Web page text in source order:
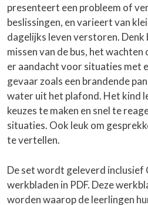
presenteert een probleem of
beslissingen, en varieert van
dagelijks leven verstoren.
missen van de bus, het wachten
er aandacht voor situaties met
gevaar zoals een brandende
water uit het plafond. Het kind
keuzes te maken en snel te
situaties. Ook leuk om
te vertellen.
De set wordt geleverd inclusief
werkbladen in PDF. Deze
worden waarop de leerlingen